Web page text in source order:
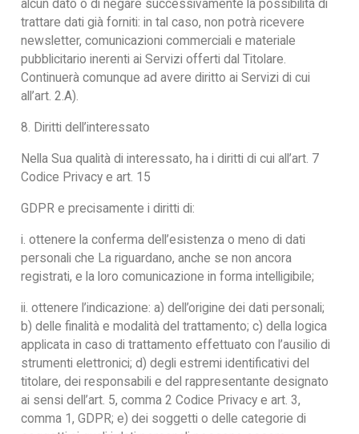
alcun dato o di negare successivamente la possibilità di
trattare dati già forniti: in tal caso, non potrà ricevere
newsletter, comunicazioni commerciali e materiale
pubblicitario inerenti ai Servizi offerti dal Titolare.
Continuerà comunque ad avere diritto ai Servizi di cui
all’art. 2.A).
8. Diritti dell’interessato
Nella Sua qualità di interessato, ha i diritti di cui all’art. 7
Codice Privacy e art. 15
GDPR e precisamente i diritti di:
i. ottenere la conferma dell’esistenza o meno di dati
personali che La riguardano, anche se non ancora
registrati, e la loro comunicazione in forma intelligibile;
ii. ottenere l’indicazione: a) dell’origine dei dati personali;
b) delle finalità e modalità del trattamento; c) della logica
applicata in caso di trattamento effettuato con l’ausilio di
strumenti elettronici; d) degli estremi identificativi del
titolare, dei responsabili e del rappresentante designato
ai sensi dell’art. 5, comma 2 Codice Privacy e art. 3,
comma 1, GDPR; e) dei soggetti o delle categorie di